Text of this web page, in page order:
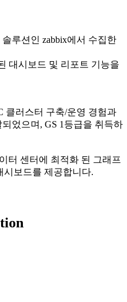
루션인 zabbix에서 수집한
대시보드 및 리포트 기능을
클러스터 구축/운영 경험과
었으며, GS 1등급을 취득하
터 센터에 최적화 된 그래프
시보드를 제공합니다.